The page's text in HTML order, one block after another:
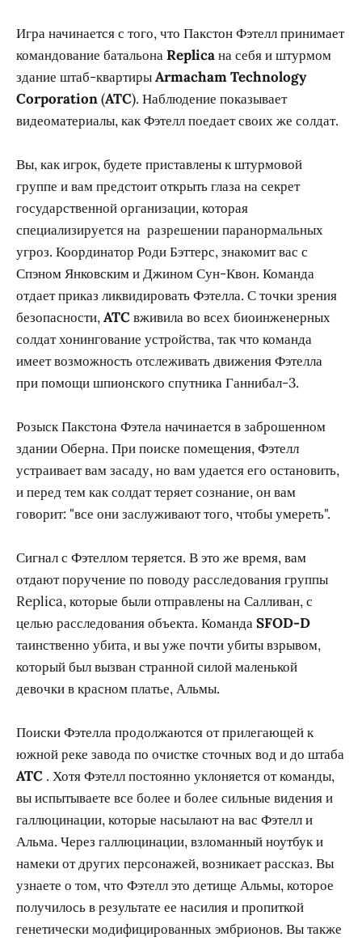
Игра начинается с того, что Пакстон Фэтелл принимает
командование батальонаReplicaна себя и штурмом
здание штаб-квартирыArmacham Technology
Corporation(ATC). Наблюдение показывает
видеоматериалы, как Фэтелл поедает своих же солдат.
Вы, как игрок, будете приставлены к штурмовой
группе и вам предстоит открыть глаза на секрет
государственной организации, которая
специализируется на разрешении паранормальных
угроз. Координатор Роди Бэттерс, знакомит вас с
Спэном Янковским и Джином Сун-Квон. Команда
отдает приказ ликвидировать Фэтелла. С точки зрения
безопасности,ATCвживила во всех биоинженерных
солдат хонингование устройства, так что команда
имеет возможность отслеживать движения Фэтелла
при помощи шпионского спутника Ганнибал-3.
Розыск Пакстона Фэтела начинается в заброшенном
здании Оберна. При поиске помещения, Фэтелл
устраивает вам засаду, но вам удается его остановить,
и перед тем как солдат теряет сознание, он вам
говорит: "все они заслуживают того, чтобы умереть".
Сигнал с Фэтеллом теряется. В это же время, вам
отдают поручение по поводу расследования группы
Replica, которые были отправлены на Салливан, с
целью расследования объекта. КомандаSFOD-D
таинственно убита, и вы уже почти убиты взрывом,
который был вызван странной силой маленькой
девочки в красном платье, Альмы.
Поиски Фэтелла продолжаются от прилегающей к
южной реке завода по очистке сточных вод и до штаба
ATC . Хотя Фэтелл постоянно уклоняется от команды,
вы испытываете все более и более сильные видения и
галлюцинации, которые насылают на вас Фэтелл и
Альма. Через галлюцинации, взломанный ноутбук и
намеки от других персонажей, возникает рассказ. Вы
узнаете о том, что Фэтелл это детище Альмы, которое
получилось в результате ее насилия и пропиткой
генетически модифицированных эмбрионов. Вы также